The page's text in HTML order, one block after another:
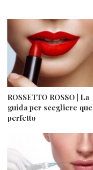
ROSSETTO ROSSO | La
guida per scegliere
perfetto